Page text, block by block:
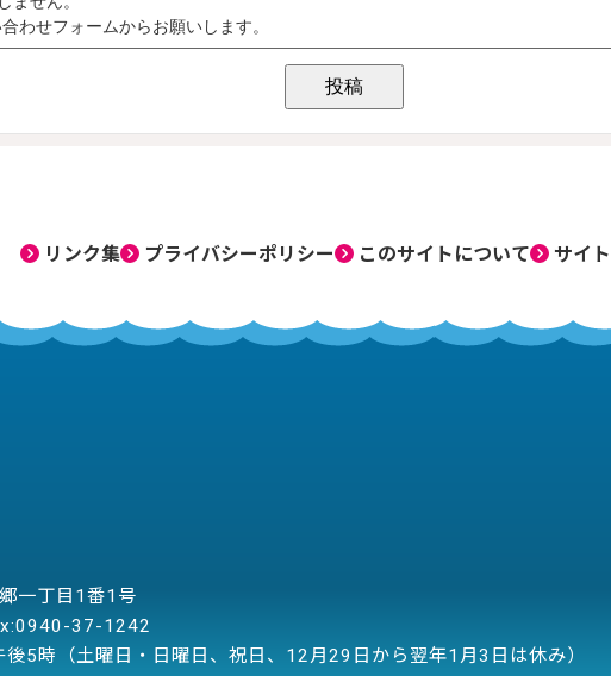
リンク集 プライバシーポリシー このサイトについて サイ
一丁目1番1号
37-1242
5時（土曜日・日曜日、祝日、12月29日から翌年1月3日は休み）